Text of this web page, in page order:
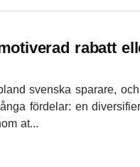
rabatt
svenska sparare,
fördelar: en
at...